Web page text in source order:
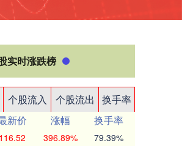
实时涨跌榜
个股流入 个股流出
换手率
新价 涨幅
换手率
116.52 396.89% 79.39%